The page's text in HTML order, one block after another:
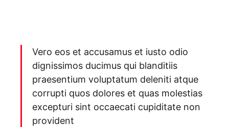
Vero eos et accusamus et iusto odio
dignissimos ducimus qui blanditiis
praesentium voluptatum deleniti atque
corrupti quos dolores et quas molestias
excepturi sint occaecati cupiditate non
provident